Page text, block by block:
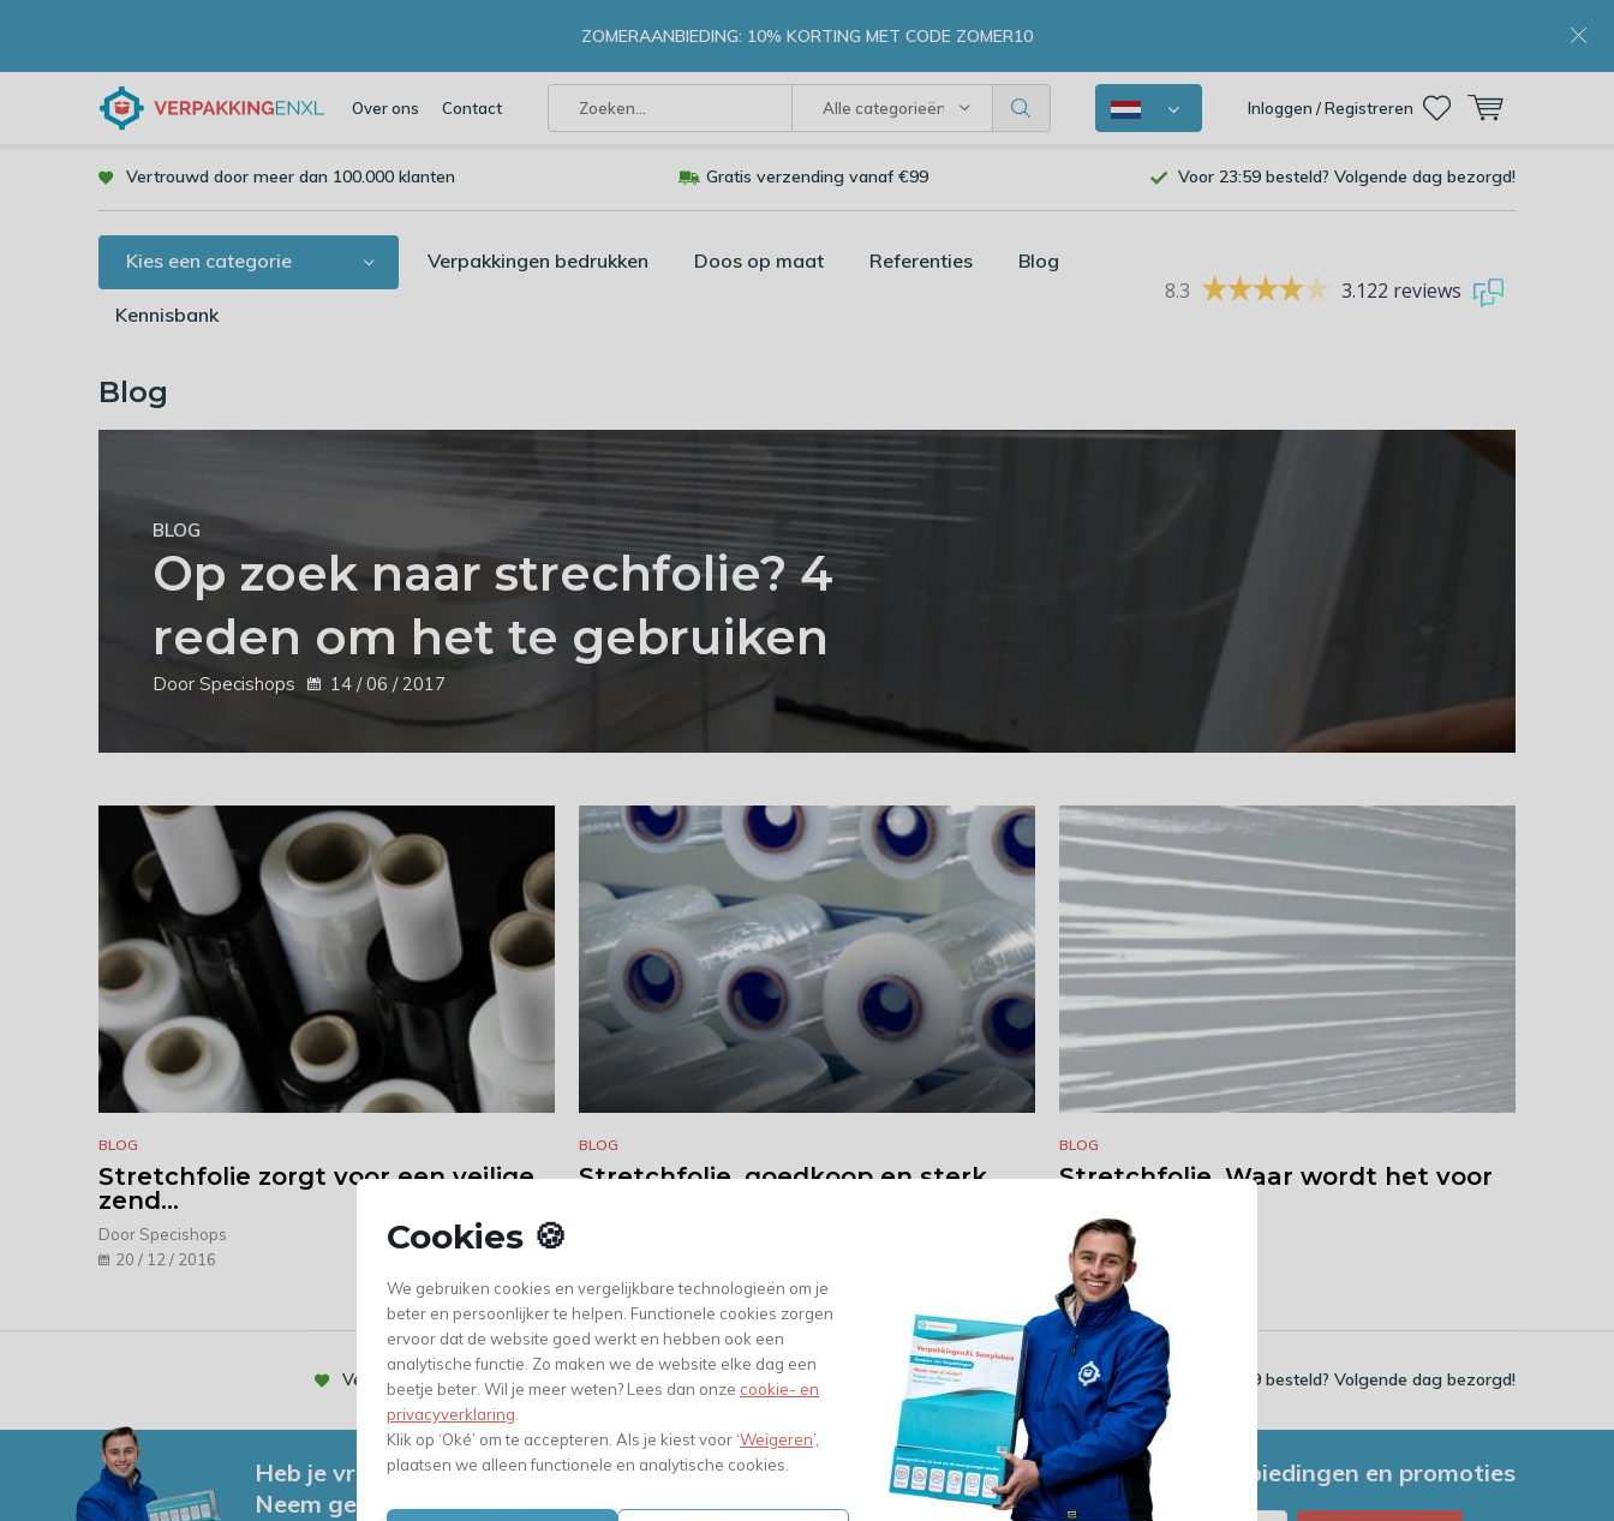
Cookies 🍪
We gebruiken cookies en vergelijkbare technologieën om je
beter en persoonlijker te helpen. Functionele cookies zorgen
ervoor dat de website goed werkt en hebben ook een
analytische functie. Zo maken we de website elke dag een
beetje beter. Wil je meer weten? Lees dan onze cookie- en
privacyverklaring
Klik op ‘Oké’ om te accepteren. Als je kiest voor ‘Weigeren’,
plaatsen we alleen functionele en analytische cookies.
Over ons Contact Alle categorieën Inloggen / Registreren
ZOMERAANBIEDING: 10% KORTING MET CODE ZOMER10
Vertrouwd door meer dan 100.000 klanten Gratis verzending vanaf €99 Voor 23:59 besteld? Volgende dag bezorgd!
Kies een categorie Verpakkingen bedrukken Doos op maat Referenties Blog
Kennisbank
8.3 3.122 reviews
Blog
BLOG
Op zoek naar strechfolie? 4
reden om het te gebruiken
Door Specishops 14 / 06 / 2017
BLOG
Stretchfolie zorgt voor een veilige
zend...
Door Specishops
20 / 12 / 2016
BLOG
Stretchfolie, goedkoop en sterk
BLOG
Stretchfolie. Waar wordt het voor
Door Specishops
03 / 06 / 2016
Vertrouwd door meer dan 100.000 klanten Gratis verzending vanaf €99 Voor 23:59 besteld? Volgende dag bezorgd!
Heb je vragen, of advies nodig?
Neem gerust contact met ons op!
Volg ons Ontvang de nieuwste aanbiedingen en promoties